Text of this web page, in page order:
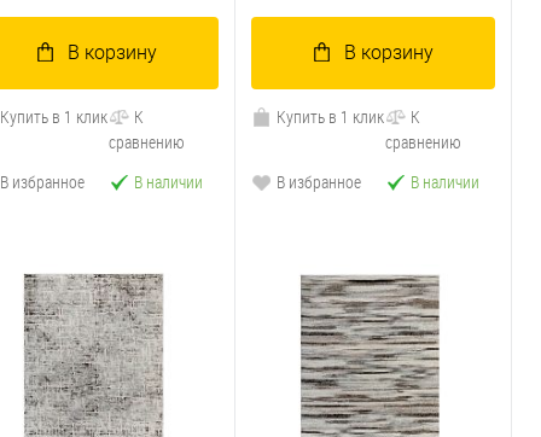
В корзину
Купить в 1 клик
К
сравнению
В избранное
В наличии
В корзину
Купить в 1 клик
К
сравнению
В избранное
В наличии